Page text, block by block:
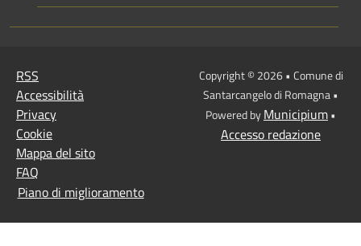
RSS
Accessibilità
Privacy
Cookie
Mappa del sito
FAQ
Piano di miglioramento
Copyright © 2026 • Comune di
Santarcangelo di Romagna •
Powered byMunicipium•
Accesso redazione